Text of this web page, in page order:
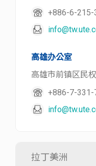
+886-6-215-
高雄办公室
高雄市前镇区民
+886-7-331-
拉丁美洲